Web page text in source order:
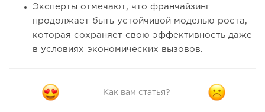
Эксперты отмечают, что франчайзинг
продолжает быть устойчивой моделью роста,
которая сохраняет свою эффективность даже
в условиях экономических вызовов.
Как вам статья?